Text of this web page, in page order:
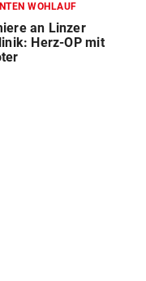
WOHLAUF
an Linzer
Herz-OP mit